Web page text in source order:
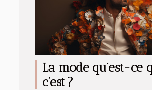
La mode qu’est-ce
c’est ?